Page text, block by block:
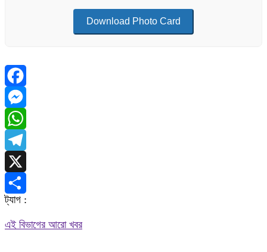
Download Photo Card
Facebook
Messenger
WhatsApp
Telegram
X
Share
ট্যাগ :
এই বিভাগের আরো খবর